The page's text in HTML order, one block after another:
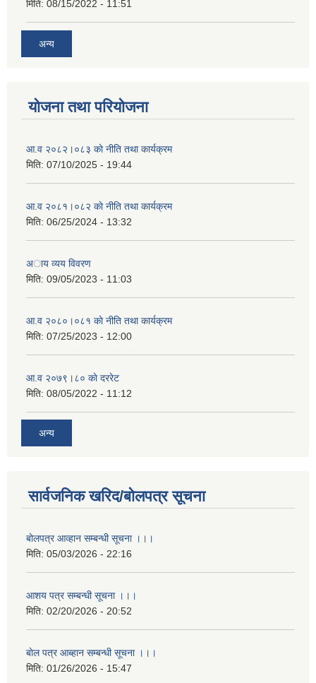
मिति: 08/15/2022 - 11:51
अन्य
योजना तथा परियोजना
आ.व २०८२।०८३ काे नीति तथा कार्यक्रम
मिति: 07/10/2025 - 19:44
आ.व २०८१।०८२ काे नीति तथा कार्यक्रम
मिति: 06/25/2024 - 13:32
अाय व्यय विवरण
मिति: 09/05/2023 - 11:03
आ.व २०८०।०८१ काे नीति तथा कार्यक्रम
मिति: 07/25/2023 - 12:00
आ.व २०७९।८० काे दररेट
मिति: 08/05/2022 - 11:12
अन्य
सार्वजनिक खरिद/बोलपत्र सूचना
बोलपत्र आव्हान सम्बन्धी सूचना ।।।
मिति: 05/03/2026 - 22:16
आशय पत्र सम्बन्धी सूचना ।।।
मिति: 02/20/2026 - 20:52
बाेल पत्र आब्हान सम्बन्धी सूचना ।।।
मिति: 01/26/2026 - 15:47